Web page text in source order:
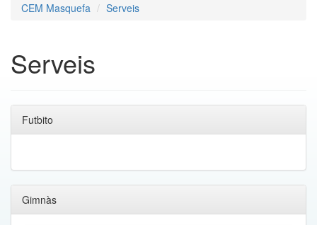
CEM Masquefa Serveis
Serveis
Futbito
Gimnàs